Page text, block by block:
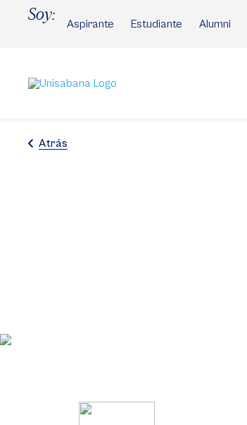
Soy:
Aspirante Estudiante Alumni
Atrás